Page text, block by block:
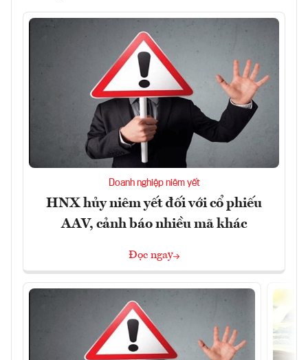
Doanh nghiệp niêm yết
HNX hủy niêm yết đối với cổ phiếu
AAV, cảnh báo nhiều mã khác
Đọc ngay